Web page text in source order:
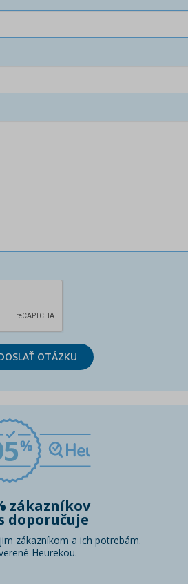
OTÁZKU
zákazníkov
doporučuje
zákazníkom a ich potrebám.
Heurekou.